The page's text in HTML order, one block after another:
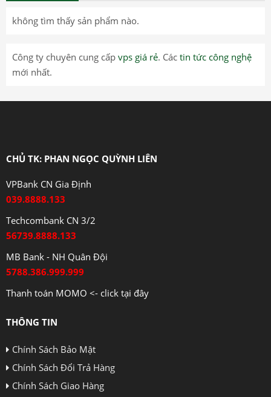
không tìm thấy sản phẩm nào.
Công ty chuyên cung cấp vps giá rẻ. Các tin tức công nghệ
mới nhất.
CHỦ TK: PHAN NGỌC QUỲNH LIÊN
VPBank CN Gia Định
039.8888.133
Techcombank CN 3/2
56739.8888.133
MB Bank - NH Quân Đội
5788.386.999.999
Thanh toán MOMO <- click tại đây
THÔNG TIN
Chính Sách Bảo Mật
Chính Sách Đổi Trả Hàng
Chính Sách Giao Hàng